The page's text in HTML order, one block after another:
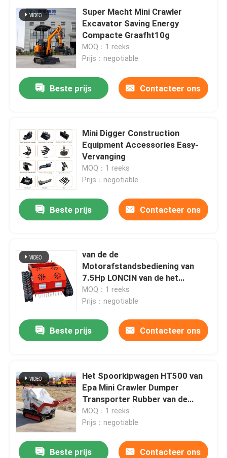
Super Macht Mini Crawler
Excavator Saving Energy
Compacte Graafht10g
MOQ：1 reeks
Prijs：negotiable
Beste prijs Contacteer ons
Mini Digger Construction
Equipment Accessories Easy-
Vervanging
MOQ：1 reeks
Prijs：negotiable
Beste prijs Contacteer ons
van de de
Motorafstandsbediening van
7.5Hp LONCIN van de het
GasGrasmaaimachine
Automatische het Gazonsnijder
MOQ：1 reeks
Prijs：negotiable
Beste prijs Contacteer ons
Het Spoorkipwagen HT500 van
Epa Mini Crawler Dumper
Transporter Rubber van de
benzinemotor
MOQ：1 reeks
Prijs：negotiable
Beste prijs Contacteer ons